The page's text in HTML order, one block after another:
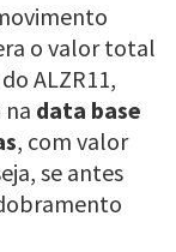
o valor total
ALZR11,
data base
, com valor
se antes